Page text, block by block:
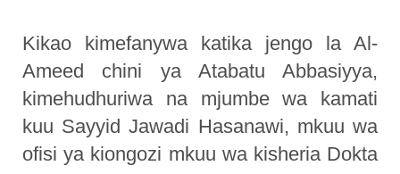
Kikao kimefanywa katika jengo la Al-
Ameed chini ya Atabatu Abbasiyya,
kimehudhuriwa na mjumbe wa kamati
kuu Sayyid Jawadi Hasanawi, mkuu wa
ofisi ya kiongozi mkuu wa kisheria Dokta